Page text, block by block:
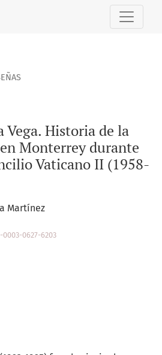
Historia de la Iglesia católica en
Historia de la
Monterrey durante
Vaticano II (1958-
Martínez
0627-6203